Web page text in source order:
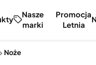
Nasze
marki
Promocja
Letnia
Noże